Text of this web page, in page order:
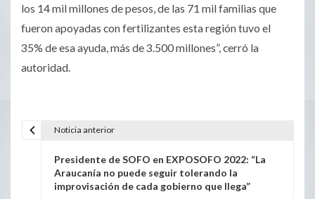
los 14 mil millones de pesos, de las 71 mil familias que
fueron apoyadas con fertilizantes esta región tuvo el
35% de esa ayuda, más de 3.500 millones”, cerró la
autoridad.
Noticia anterior
Presidente de SOFO en EXPOSOFO 2022: “La
Araucanía no puede seguir tolerando la
improvisación de cada gobierno que llega”